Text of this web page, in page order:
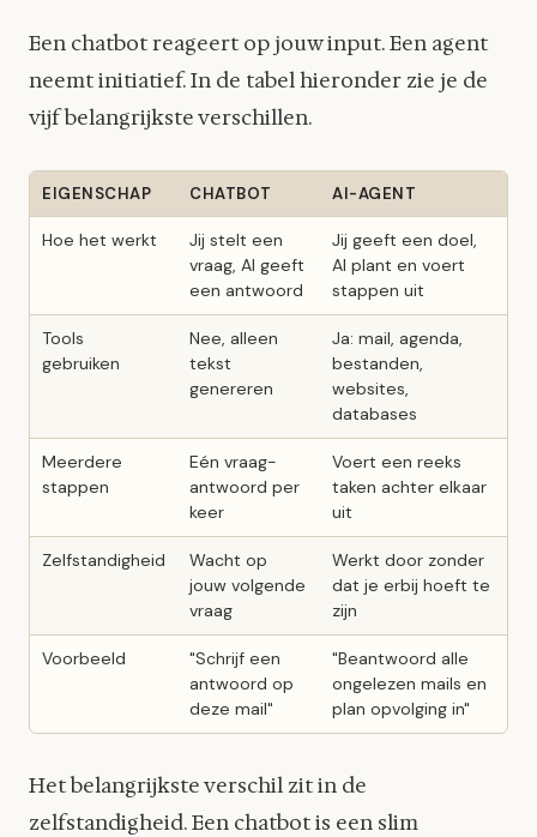
Een chatbot reageert op jouw input. Een agent
neemt initiatief. In de tabel hieronder zie je de
vijf belangrijkste verschillen.
EIGENSCHAP CHATBOT AI-AGENT
Hoe het werkt
Jij stelt een
vraag, AI geeft
een antwoord
Jij geeft een doel,
AI plant en voert
stappen uit
Tools
gebruiken
Nee, alleen
tekst
genereren
Ja: mail, agenda,
bestanden,
websites,
databases
Meerdere
stappen
Eén vraag-
antwoord per
keer
Voert een reeks
taken achter elkaar
uit
Zelfstandigheid
Wacht op
jouw volgende
vraag
Werkt door zonder
dat je erbij hoeft te
zijn
Voorbeeld
"Schrijf een
antwoord op
deze mail"
"Beantwoord alle
ongelezen mails en
plan opvolging in"
Het belangrijkste verschil zit in de
zelfstandigheid. Een chatbot is een slim